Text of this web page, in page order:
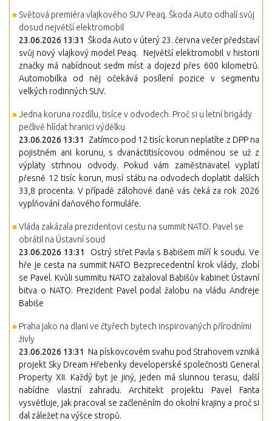
Světová premiéra vlajkového SUV Peaq. Škoda Auto odhalí svůj
dosud největší elektromobil
23.06.2026 13:31 Škoda Auto v úterý 23. června večer představí
svůj nový vlajkový model Peaq. Největší elektromobil v historii
značky má nabídnout sedm míst a dojezd přes 600 kilometrů.
Automobilka od něj očekává posílení pozice v segmentu
velkých rodinných SUV.
Jedna koruna rozdílu, tisíce v odvodech. Proč si u letní brigády
pečlivě hlídat hranici výdělku
23.06.2026 13:31
Zatímco pod 12 tisíc korun neplatíte z DPP na
pojistném ani korunu, s dvanáctitisícovou odměnou se už z
výplaty strhnou odvody. Pokud vám zaměstnavatel vyplatí
přesně 12 tisíc korun, musí státu na odvodech doplatit dalších
33,8 procenta. V případě zálohové daně vás čeká za rok 2026
vyplňování daňového formuláře.
Vláda zakázala prezidentovi cestu na summit NATO. Pavel se
obrátil na Ústavní soud
23.06.2026 13:31
Ostrý střet Pavla s Babišem míří k soudu. Ve
hře je cesta na summit NATO Bezprecedentní krok vlády, zlobí
se Pavel. Kvůli summitu NATO zažaloval Babišův kabinet Ústavní
bitva o NATO. Prezident Pavel podal žalobu na vládu Andreje
Babiše
Praha jako na dlani ve čtyřech bytech inspirovaných přírodními
živly
23.06.2026 13:31 Na pískovcovém svahu pod Strahovem vzniká
projekt Sky Dream Hřebenky developerské společnosti General
Property XII. Každý byt je jiný, jeden má slunnou terasu, další
nabídne vlastní zahradu. Architekt projektu Pavel Fanta
vysvětluje, jak pracoval se začleněním do okolní krajiny a proč si
dal záležet na výšce stropů.